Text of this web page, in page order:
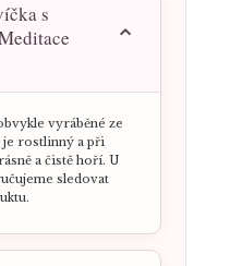
s
vyráběné ze
rostlinný a při
a čistě hoří. U
sledovat